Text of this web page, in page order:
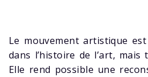
Le mouvement artistique
dans l’histoire de l’art,
Elle rend possible une